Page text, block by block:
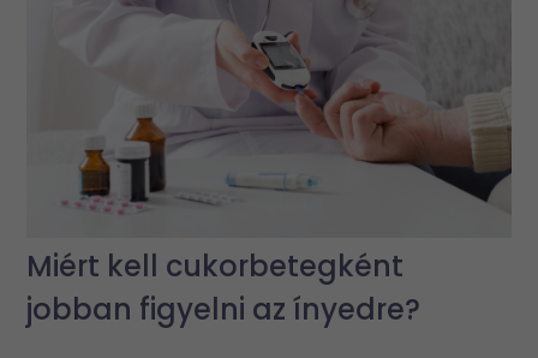
Miért kell cukorbetegként
jobban figyelni az ínyedre?